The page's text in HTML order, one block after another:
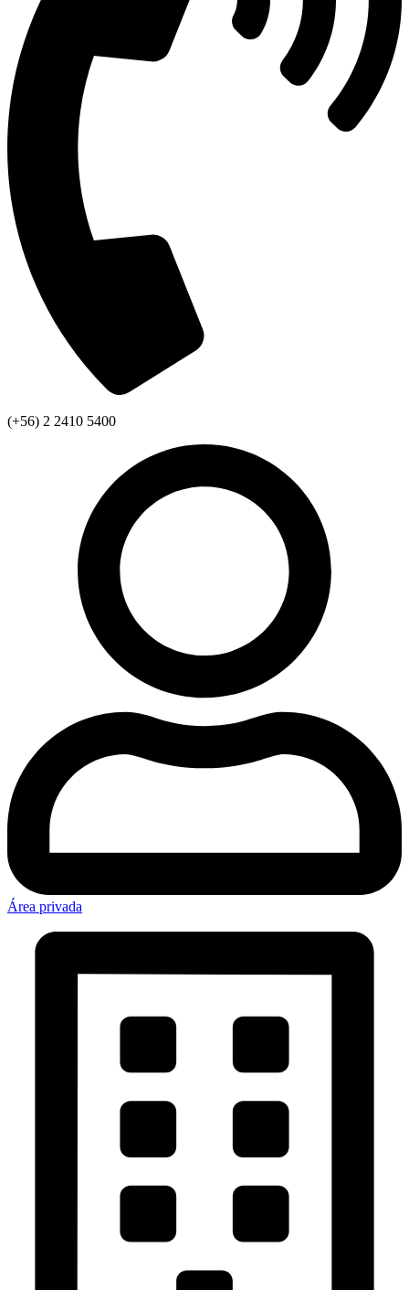
(+56) 2 2410 5400
Área privada